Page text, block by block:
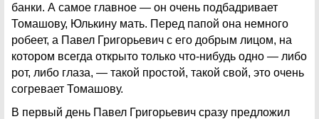
банки. А самое главное — он очень подбадривает
Томашову, Юлькину мать. Перед папой она немного
робеет, а Павел Григорьевич с его добрым лицом, на
котором всегда открыто только что-нибудь одно — либо
рот, либо глаза, — такой простой, такой свой, это очень
согревает Томашову.
В первый день Павел Григорьевич сразу предложил